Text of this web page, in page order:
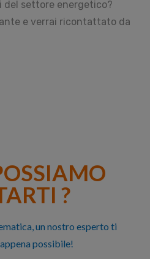
del settore energetico?
e verrai ricontattato da
?
un nostro esperto ti
possibile!